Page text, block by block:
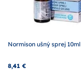
Normison ušný sprej 10ml
8,41 €